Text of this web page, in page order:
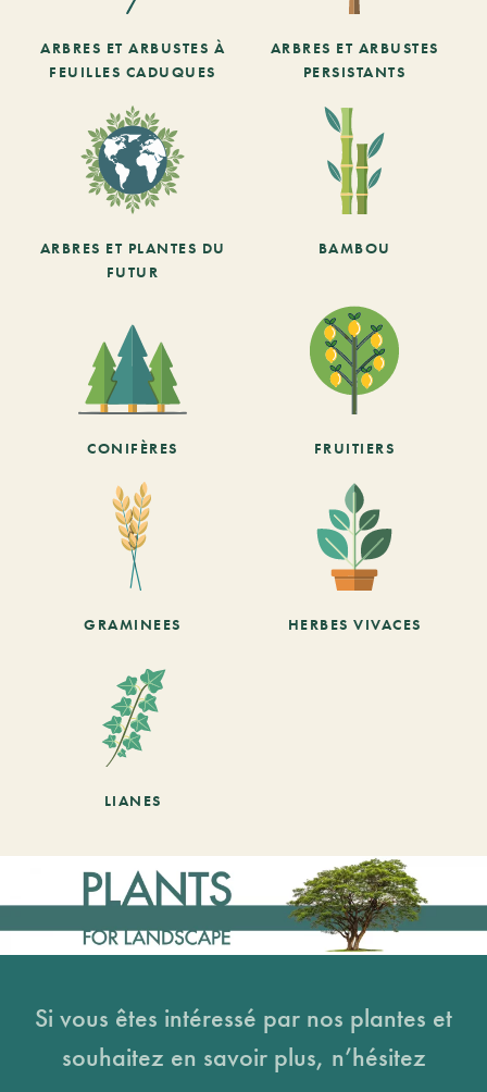
ARBRES ET ARBUSTES À
FEUILLES CADUQUES
ARBRES ET ARBUSTES
PERSISTANTS
ARBRES ET PLANTES DU
FUTUR
BAMBOU
CONIFÈRES FRUITIERS
GRAMINEES HERBES VIVACES
LIANES
Si vous êtes intéressé par nos plantes et
souhaitez en savoir plus, n’hésitez